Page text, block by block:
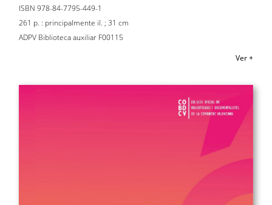
ISBN 978-84-7795-449-1
261 p. : principalmente il. ; 31 cm
ADPV Biblioteca auxiliar F00115
Ver +